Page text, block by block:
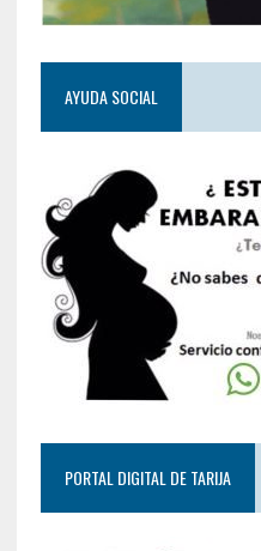
AYUDA SOCIAL
PORTAL DIGITAL DE TARIJA